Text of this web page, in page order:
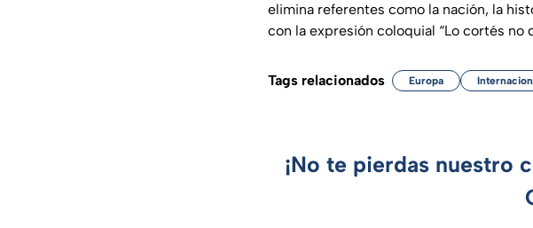
elimina referentes como la nación, la
con la expresión coloquial “Lo cortés no
Tags relacionados Europa
¡No te pierdas nuestro